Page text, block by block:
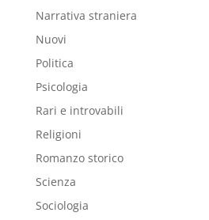
Narrativa straniera
Nuovi
Politica
Psicologia
Rari e introvabili
Religioni
Romanzo storico
Scienza
Sociologia